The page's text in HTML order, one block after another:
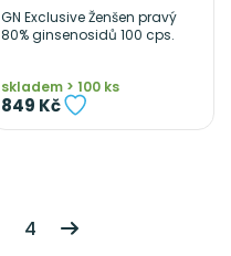
GN Exclusive Ženšen pravý
80% ginsenosidů 100 cps.
skladem > 100 ks
849 Kč
4